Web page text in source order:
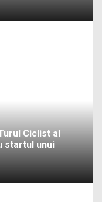
Ciclist al
startul unui